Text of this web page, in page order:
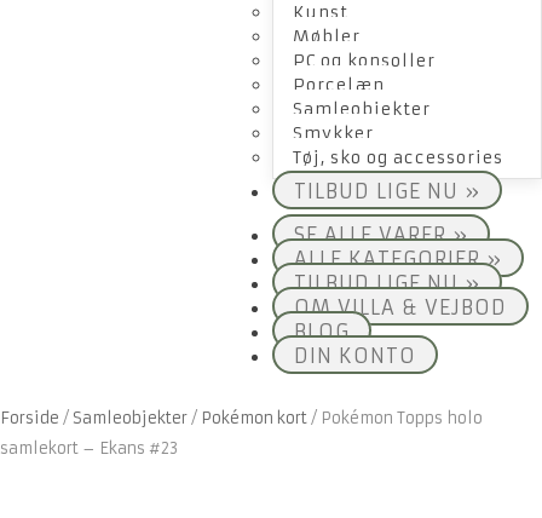
Kunst
Møbler
PC og konsoller
Porcelæn
Samleobjekter
Smykker
Tøj, sko og accessories
TILBUD LIGE NU »
SE ALLE VARER »
ALLE KATEGORIER »
TILBUD LIGE NU »
OM VILLA & VEJBOD
BLOG
DIN KONTO
Forside / Samleobjekter/ Pokémon kort/ Pokémon Topps holo
samlekort – Ekans #23